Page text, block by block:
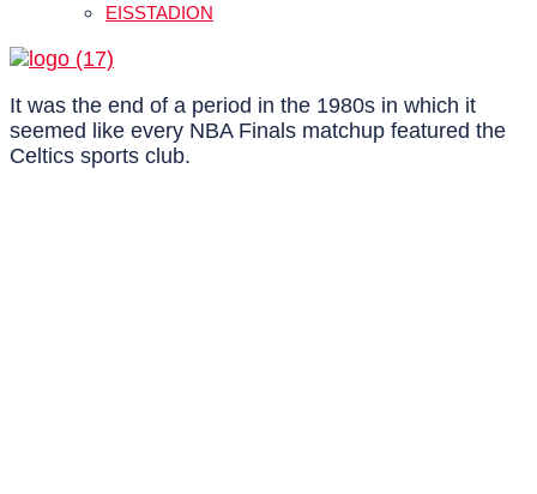
EISSTADION
It was the end of a period in the 1980s in which it
seemed like every NBA Finals matchup featured the
Celtics sports club.